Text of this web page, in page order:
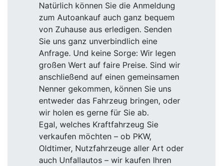
Natürlich können Sie die Anmeldung
zum Autoankauf auch ganz bequem
von Zuhause aus erledigen. Senden
Sie uns ganz unverbindlich eine
Anfrage. Und keine Sorge: Wir legen
großen Wert auf faire Preise. Sind wir
anschließend auf einen gemeinsamen
Nenner gekommen, können Sie uns
entweder das Fahrzeug bringen, oder
wir holen es gerne für Sie ab.
Egal, welches Kraftfahrzeug Sie
verkaufen möchten – ob PKW,
Oldtimer, Nutzfahrzeuge aller Art oder
auch Unfallautos – wir kaufen Ihren